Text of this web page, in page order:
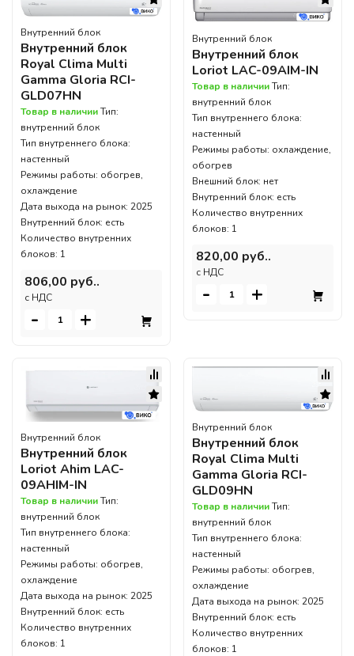
Внутренний блок
Внутренний блок
Royal Clima Multi
Gamma Gloria RCI-
GLD07HN
Товар в наличииТип:
внутренний блок
Тип внутреннего блока:
настенный
Режимы работы: обогрев,
охлаждение
Дата выхода на рынок: 2025
Внутренний блок: есть
Количество внутренних
блоков: 1
806,00 руб..
c НДС
- +
Внутренний блок
Внутренний блок
Loriot LAC-09AIM-IN
Товар в наличииТип:
внутренний блок
Тип внутреннего блока:
настенный
Режимы работы: охлаждение,
обогрев
Внешний блок: нет
Внутренний блок: есть
Количество внутренних
блоков: 1
820,00 руб..
c НДС
- +
Внутренний блок
Внутренний блок
Loriot Ahim LAC-
09AHIM-IN
Товар в наличииТип:
внутренний блок
Тип внутреннего блока:
настенный
Режимы работы: обогрев,
охлаждение
Дата выхода на рынок: 2025
Внутренний блок: есть
Количество внутренних
блоков: 1
Внутренний блок
Внутренний блок
Royal Clima Multi
Gamma Gloria RCI-
GLD09HN
Товар в наличииТип:
внутренний блок
Тип внутреннего блока:
настенный
Режимы работы: обогрев,
охлаждение
Дата выхода на рынок: 2025
Внутренний блок: есть
Количество внутренних
блоков: 1